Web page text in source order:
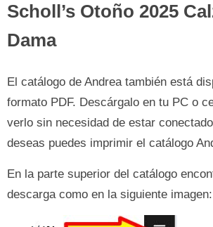
Scholl’s Otoño 2025
Dama
El catálogo de Andrea también está
formato PDF. Descárgalo en tu PC o
verlo sin necesidad de estar
deseas puedes imprimir el catálogo
En la parte superior del catálogo
descarga como en la siguiente imagen: